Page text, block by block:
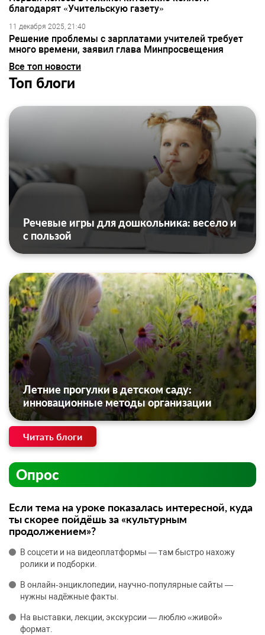
благодарят «Учительскую газету»
11 декабря 2025, 21:40
Решение проблемы с зарплатами учителей требует
много времени, заявил глава Минпросвещения
Все топ новости
Топ блоги
Речевые игры для дошкольника: весело и
с пользой
Летние прогулки в детском саду:
инновационные методы организации
Читать блоги
Опрос
Если тема на уроке показалась интересной, куда
ты скорее пойдёшь за «культурным
продолжением»?
В соцсети и на видеоплатформы — там быстро нахожу
ролики и подборки.
В онлайн‑энциклопедии, научно‑популярные сайты —
нужны надёжные факты.
На выставки, лекции, экскурсии — люблю «живой»
формат.